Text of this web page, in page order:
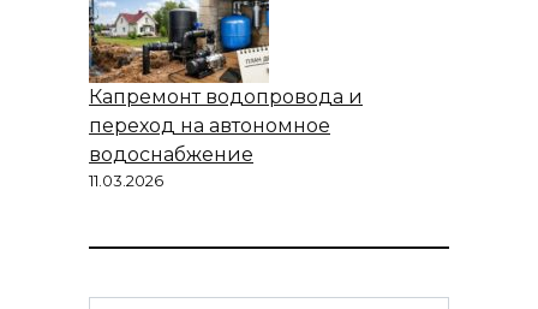
Капремонт водопровода и
переход на автономное
водоснабжение
11.03.2026